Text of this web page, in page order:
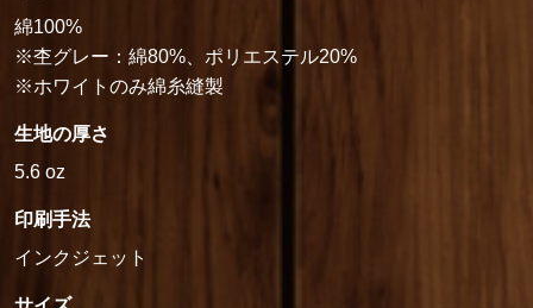
綿100%
※杢グレー：綿80%、ポリエステル20%
※ホワイトのみ綿糸縫製
生地の厚さ
5.6 oz
印刷手法
インクジェット